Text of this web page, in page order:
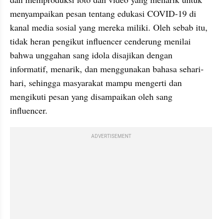
menyampaikan pesan tentang edukasi COVID-19 di
kanal media sosial yang mereka miliki. Oleh sebab itu,
tidak heran pengikut influencer cenderung menilai
bahwa unggahan sang idola disajikan dengan
informatif, menarik, dan menggunakan bahasa sehari-
hari, sehingga masyarakat mampu mengerti dan
mengikuti pesan yang disampaikan oleh sang
influencer.
ADVERTISEMENT